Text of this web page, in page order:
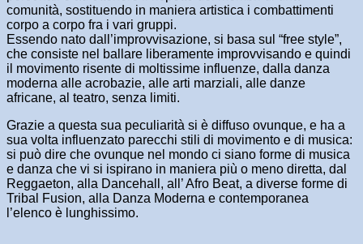
comunità, sostituendo in maniera artistica i combattimenti
corpo a corpo fra i vari gruppi.
Essendo nato dall’improvvisazione, si basa sul “free style”,
che consiste nel ballare liberamente improvvisando e quindi
il movimento risente di moltissime influenze, dalla danza
moderna alle acrobazie, alle arti marziali, alle danze
africane, al teatro, senza limiti.
Grazie a questa sua peculiarità si è diffuso ovunque, e ha a
sua volta influenzato parecchi stili di movimento e di musica:
si può dire che ovunque nel mondo ci siano forme di musica
e danza che vi si ispirano in maniera più o meno diretta, dal
Reggaeton, alla Dancehall, all’ Afro Beat, a diverse forme di
Tribal Fusion, alla Danza Moderna e contemporanea
l’elenco è lunghissimo.